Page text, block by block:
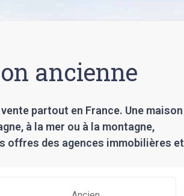
ancienne
partout en France. Une maison
à la mer ou à la montagne,
offres des agences immobilières et